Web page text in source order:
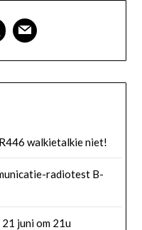
walkietalkie niet!
radiotest B-
juni om 21u